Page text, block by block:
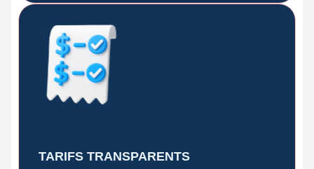
TARIFS TRANSPARENTS